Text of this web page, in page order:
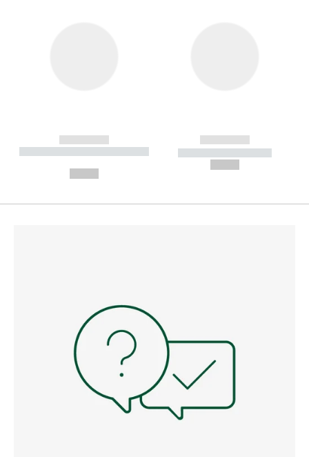
------------
----------- ----------- --------
------------
----------- -----------